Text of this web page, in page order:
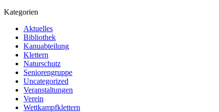
Kategorien
Aktuelles
Bibliothek
Kanuabteilung
Klettern
Naturschutz
Seniorengruppe
Uncategorized
Veranstaltungen
Verein
Wettkampfklettern